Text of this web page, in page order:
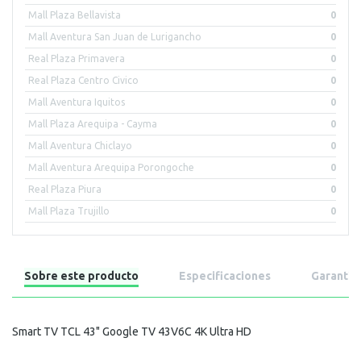
Mall Plaza Bellavista 0
Mall Aventura San Juan de Lurigancho 0
Real Plaza Primavera 0
Real Plaza Centro Civico 0
Mall Aventura Iquitos 0
Mall Plaza Arequipa - Cayma 0
Mall Aventura Chiclayo 0
Mall Aventura Arequipa Porongoche 0
Real Plaza Piura 0
Mall Plaza Trujillo 0
Sobre este producto Especificaciones Garantía
Smart TV TCL 43" Google TV 43V6C 4K Ultra HD